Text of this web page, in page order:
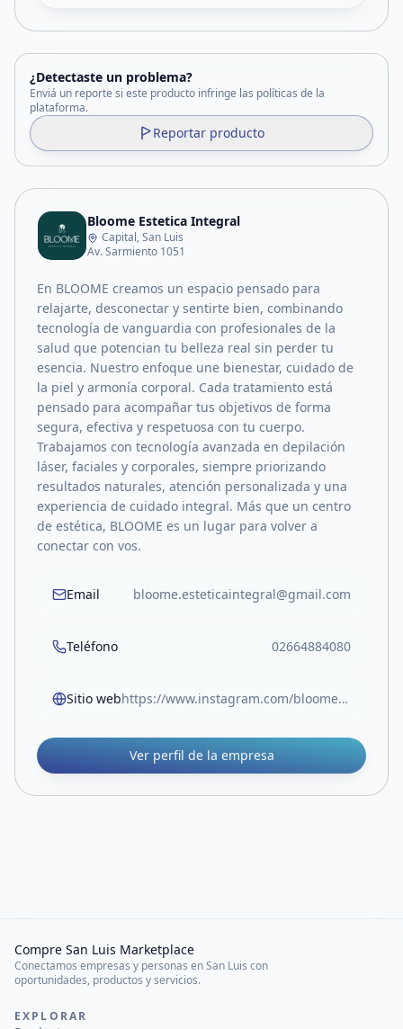
¿Detectaste un problema?
Enviá un reporte si este producto infringe las políticas de la
plataforma.
Reportar producto
Bloome Estetica Integral
Capital, San Luis
Av. Sarmiento 1051
En BLOOME creamos un espacio pensado para
relajarte, desconectar y sentirte bien, combinando
tecnología de vanguardia con profesionales de la
salud que potencian tu belleza real sin perder tu
esencia. Nuestro enfoque une bienestar, cuidado de
la piel y armonía corporal. Cada tratamiento está
pensado para acompañar tus objetivos de forma
segura, efectiva y respetuosa con tu cuerpo.
Trabajamos con tecnología avanzada en depilación
láser, faciales y corporales, siempre priorizando
resultados naturales, atención personalizada y una
experiencia de cuidado integral. Más que un centro
de estética, BLOOME es un lugar para volver a
conectar con vos.
Email bloome.esteticaintegral@gmail.com
Teléfono 02664884080
Sitio web https://www.instagram.com/bloome.sl/
Ver perfil de la empresa
Compre San Luis Marketplace
Conectamos empresas y personas en San Luis con
oportunidades, productos y servicios.
EXPLORAR